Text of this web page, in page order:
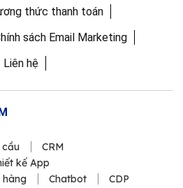
thức thanh toán
sách Email Marketing
Liên hệ
cầu
CRM
kế App
hàng
Chatbot CDP